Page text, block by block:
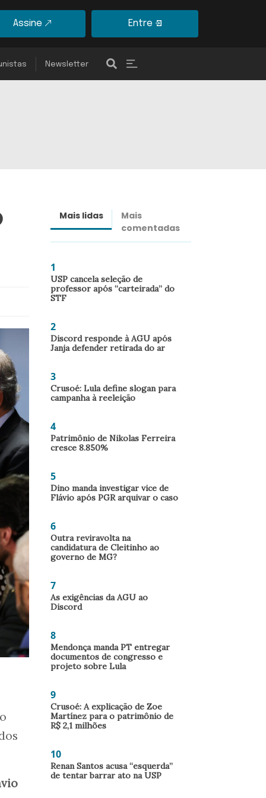
Assine Entre
Newsletter
Mais lidas
Mais
comentadas
1
USP cancela seleção de
professor após “carteirada” do
STF
2
Discord responde à AGU após
Janja defender retirada do ar
3
Crusoé: Lula define slogan para
campanha à reeleição
4
Patrimônio de Nikolas Ferreira
cresce 8.850%
5
Dino manda investigar vice de
Flávio após PGR arquivar o caso
6
Outra reviravolta na
candidatura de Cleitinho ao
governo de MG?
7
As exigências da AGU ao
Discord
8
Mendonça manda PT entregar
documentos de congresso e
projeto sobre Lula
9
Crusoé: A explicação de Zoe
Martínez para o patrimônio de
R$ 2,1 milhões
10
Renan Santos acusa “esquerda”
de tentar barrar ato na USP